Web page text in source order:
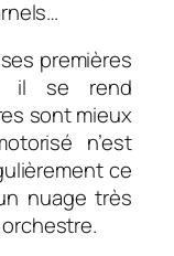
premières
il se rend
sont mieux
n’est
ce
nuage très